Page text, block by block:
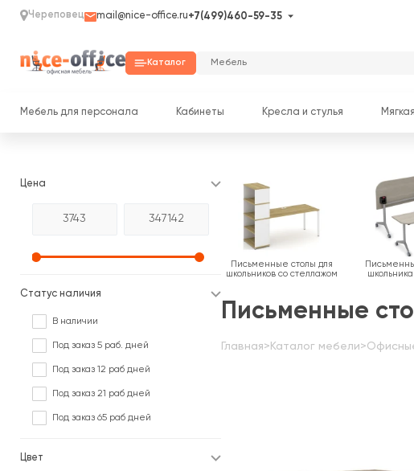
Череповец mail@nice-office.ru+7(499)460-59-35
Каталог
Мебель для персонала Кабинеты Кресла и стулья
Цена
Статус наличия
В наличии
Под заказ 5 раб. дней
Под заказ 12 раб дней
Под заказ 21 раб дней
Под заказ 65 раб дней
Цвет
Письменные
Главная> Каталог мебели>
Письменные столы для
школьников со стеллажом